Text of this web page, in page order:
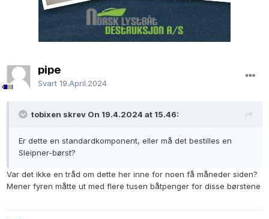
pipe
Svart 19.April.2024
tobixen skrev On 19.4.2024 at 15.46:
Er dette en standardkomponent, eller må det bestilles en
Sleipner-børst?
Var det ikke en tråd om dette her inne for noen få måneder siden?
Mener fyren måtte ut med flere tusen båtpenger for disse børstene